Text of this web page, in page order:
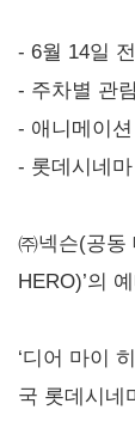
- 6월 14일
- 주차별 관
- 애니메이
- 롯데시네
㈜넥슨(공동
HERO)’의
‘디어 마이
국 롯데시네